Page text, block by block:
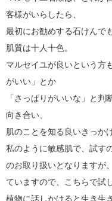
客様がいらしたら、
最初にお勧めする石けんで
肌質は十人十色。
マルセイユが良いという方
がいい」とか
「さっぱりがいいな」と判
向き合い、
肌のことを知る良いきっか
私のように敏感肌で、試す
のお取り扱いとなりますが、
ていますので、こちらで試
植物に話しかけると生き生